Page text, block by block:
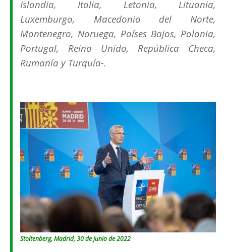
Islandia, Italia, Letonia, Lituania,
Luxemburgo, Macedonia del Norte,
Montenegro, Noruega, Países Bajos, Polonia,
Portugal, Reino Unido, República Checa,
Rumanía y Turquía-.
Stoltenberg, Madrid, 30 de junio de 2022